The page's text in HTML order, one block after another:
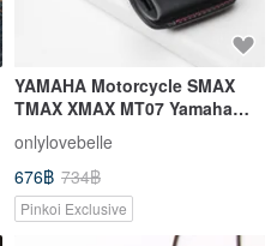
YAMAHA Motorcycle SMAX
TMAX XMAX MT07 Yamaha
Motorcycle Key Cover Key
Fob Case
onlylovebelle
676฿ 734฿
Pinkoi Exclusive